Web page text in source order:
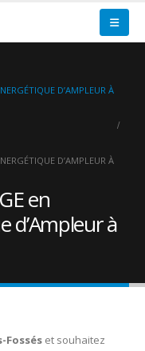
D’AMPLEUR À
D’AMPLEUR À
en
d’Ampleur à
Fossés et souhaitez